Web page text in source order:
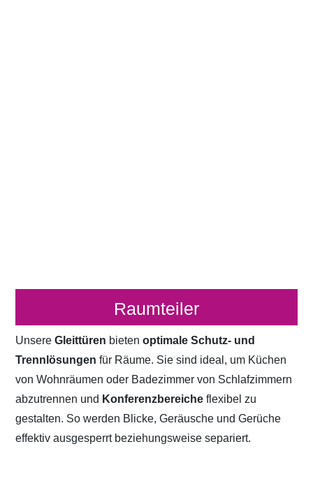
Raumteiler
UnsereGleittüren bietenoptimale Schutz- und
Trennlösungen für Räume. Sie sind ideal, um Küchen
von Wohnräumen oder Badezimmer von Schlafzimmern
abzutrennen und Konferenzbereicheflexibel zu
gestalten. So werden Blicke, Geräusche und Gerüche
effektiv ausgesperrt beziehungsweise separiert.